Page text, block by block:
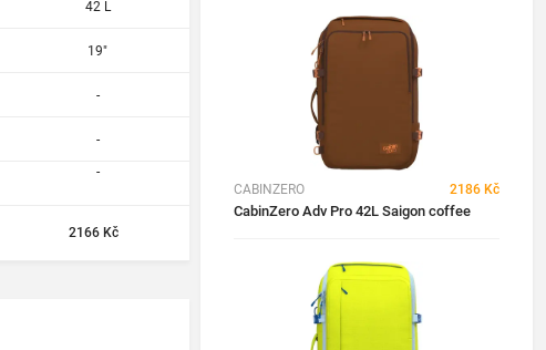
42 L
19"
-
-
-
2166 Kč
CABINZERO 2186 Kč
CabinZero Adv Pro 42L Saigon coffee